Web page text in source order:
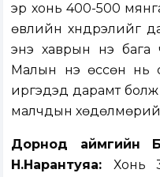
эр хонь 400-500
өвлийн хүндрэлийг
энэ хаврын үнэ
Малын үнэ өссөн нь
иргэдэд дарамт
малчдын
Дорнод аймгийн
Н.Нарантуяа: Хонь